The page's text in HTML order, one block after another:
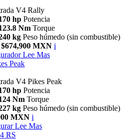
V4 Rally
hp Potencia
Nm Torque
kg Peso húmedo (sin combustible)
$674,900 MXN i
Lee Mas
Peak
V4 Pikes Peak
hp Potencia
Nm Torque
kg Peso húmedo (sin combustible)
MXN i
Lee Mas
RS